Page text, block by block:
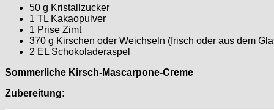
50 g Kristallzucker
1 TL Kakaopulver
1 Prise Zimt
370 g Kirschen oder Weichseln (frisch oder aus dem
2 EL Schokoladeraspel
Sommerliche Kirsch-Mascarpone-Creme
Zubereitung: